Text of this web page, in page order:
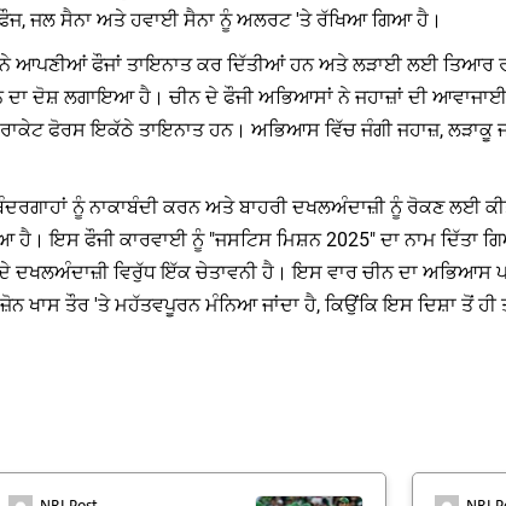
ਜਲ ਸੈਨਾ ਅਤੇ ਹਵਾਈ ਸੈਨਾ ਨੂੰ ਅਲਰਟ 'ਤੇ ਰੱਖਿਆ ਗਿਆ ਹੈ।
ਨੇ ਆਪਣੀਆਂ ਫੌਜਾਂ ਤਾਇਨਾਤ ਕਰ ਦਿੱਤੀਆਂ ਹਨ ਅਤੇ ਲੜਾਈ ਲਈ ਤਿਆਰ
ਦਾ ਦੋਸ਼ ਲਗਾਇਆ ਹੈ। ਚੀਨ ਦੇ ਫੌਜੀ ਅਭਿਆਸਾਂ ਨੇ ਜਹਾਜ਼ਾਂ ਦੀ
ਫੋਰਸ ਇਕੱਠੇ ਤਾਇਨਾਤ ਹਨ। ਅਭਿਆਸ ਵਿੱਚ ਜੰਗੀ ਜਹਾਜ਼, ਲੜਾਕੂ
ਨੂੰ ਨਾਕਾਬੰਦੀ ਕਰਨ ਅਤੇ ਬਾਹਰੀ ਦਖਲਅੰਦਾਜ਼ੀ ਨੂੰ ਰੋਕਣ ਲਈ
ਇਸ ਫੌਜੀ ਕਾਰਵਾਈ ਨੂੰ "ਜਸਟਿਸ ਮਿਸ਼ਨ 2025" ਦਾ ਨਾਮ ਦਿੱਤਾ
ਦਖਲਅੰਦਾਜ਼ੀ ਵਿਰੁੱਧ ਇੱਕ ਚੇਤਾਵਨੀ ਹੈ। ਇਸ ਵਾਰ ਚੀਨ ਦਾ ਅਭਿਆਸ
ਖਾਸ ਤੌਰ 'ਤੇ ਮਹੱਤਵਪੂਰਨ ਮੰਨਿਆ ਜਾਂਦਾ ਹੈ, ਕਿਉਂਕਿ ਇਸ ਦਿਸ਼ਾ ਤੋਂ